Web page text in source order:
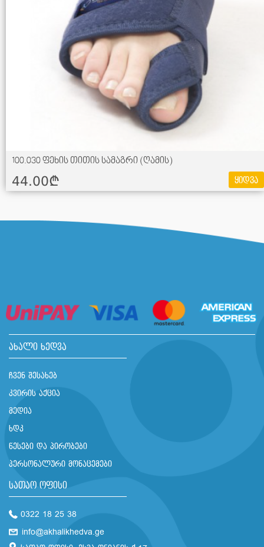
100.030 ფეხის თითის სამაგრი (ღამის)
44.00¢ ყიდვა
ახალი ხედვა
ჩვენ შესახებ
კვირის აქცია
მედია
ხდკ
წესები და პირობები
პერსონალური მონაცემები
სათაო ოფისი
0322 18 25 38
info@akhalikhedva.ge